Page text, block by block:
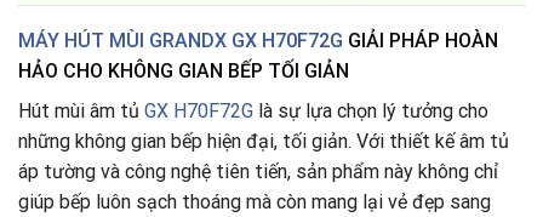
MÁY HÚT MÙI GRANDX GX H70F72G GIẢI PHÁP HOÀN
HẢO CHO KHÔNG GIAN BẾP TỐI GIẢN
Hút mùi âm tủ GX H70F72G là sự lựa chọn lý tưởng cho
những không gian bếp hiện đại, tối giản. Với thiết kế âm tủ
áp tường và công nghệ tiên tiến, sản phẩm này không chỉ
giúp bếp luôn sạch thoáng mà còn mang lại vẻ đẹp sang